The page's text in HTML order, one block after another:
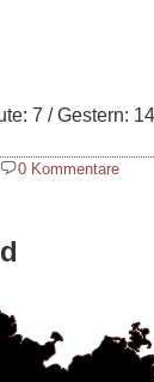
7 / Gestern:
0 Kommentare